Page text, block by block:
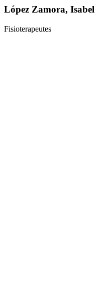
López Zamora, Isabel
Fisioterapeutes